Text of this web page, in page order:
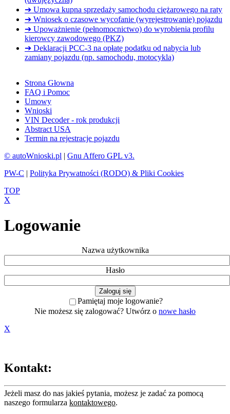
➔ Umowa kupna sprzedaży samochodu ciężarowego na raty
➔ Wniosek o czasowe wycofanie (wyrejestrowanie) pojazdu
➔ Upoważnienie (pełnomocnictwo) do wyrobienia profilu
kierowcy zawodowego (PKZ)
➔ Deklaracji PCC-3 na opłatę podatku od nabycia lub
zamiany pojazdu (np. samochodu, motocykla)
Strona Głowna
FAQ i Pomoc
Umowy
Wnioski
VIN Decoder - rok produkcji
Abstract USA
Termin na rejestracje pojazdu
© autoWnioski.pl | Gnu Affero GPL v3.
PW-C | Polityka Prywatności (RODO) & Pliki Cookies
TOP
X
Logowanie
Nazwa użytkownika
Hasło
Pamiętaj moje logowanie?
Nie możesz się zalogować? Utwórz o nowe hasło
X
Kontakt:
Jeżeli masz do nas jakieś pytania, możesz je zadać za pomocą
naszego formularza kontaktowego.